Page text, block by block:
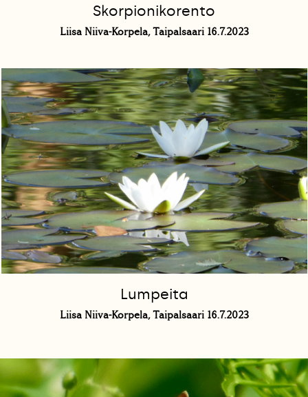
Skorpionikorento
Liisa Niiva-Korpela, Taipalsaari 16.7.2023
Lumpeita
Liisa Niiva-Korpela, Taipalsaari 16.7.2023